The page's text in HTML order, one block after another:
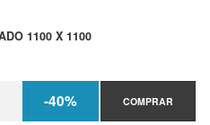
1100 X 1100
-40% COMPRAR